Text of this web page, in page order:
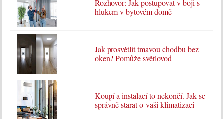
Rozhovor: Jak postupovat v boji s
hlukem v bytovém domě
Jak prosvětlit tmavou chodbu bez
oken? Pomůže světlovod
Koupí a instalací to nekončí. Jak se
správně starat o vaši klimatizaci